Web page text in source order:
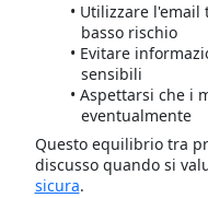
Utilizzare l'email
basso rischio
Evitare
sensibili
Aspettarsi che i
eventualmente
Questo equilibrio tra
discusso quando si
sicura.